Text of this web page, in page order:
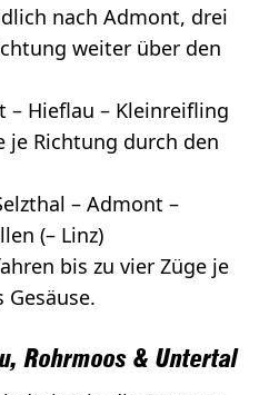
nach Admont, drei
weiter über den
– Hieﬂau – Kleinreiﬂing
je Richtung durch den
– Admont –
(– Linz)
bis zu vier Züge je
Rohrmoos & Untertal